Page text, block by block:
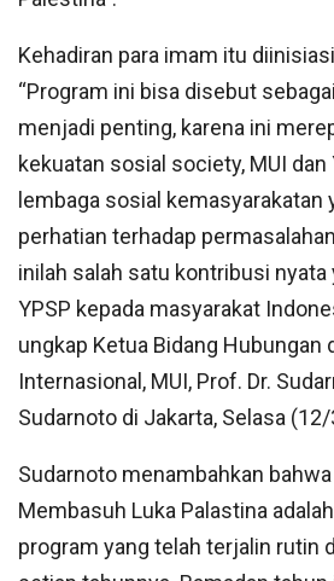
Kehadiran para imam itu
“Program ini bisa disebut
menjadi penting, karena ini
kekuatan sosial society, MUI dan
lembaga sosial kemasyarakatan
perhatian terhadap
inilah salah satu kontribusi nyata
YPSP kepada masyarakat
ungkap Ketua Bidang Hubungan
Internasional, MUI, Prof. Dr.
Sudarnoto di Jakarta, Selasa
Sudarnoto menambahkan
Membasuh Luka Palastina
program yang telah terjalin rutin